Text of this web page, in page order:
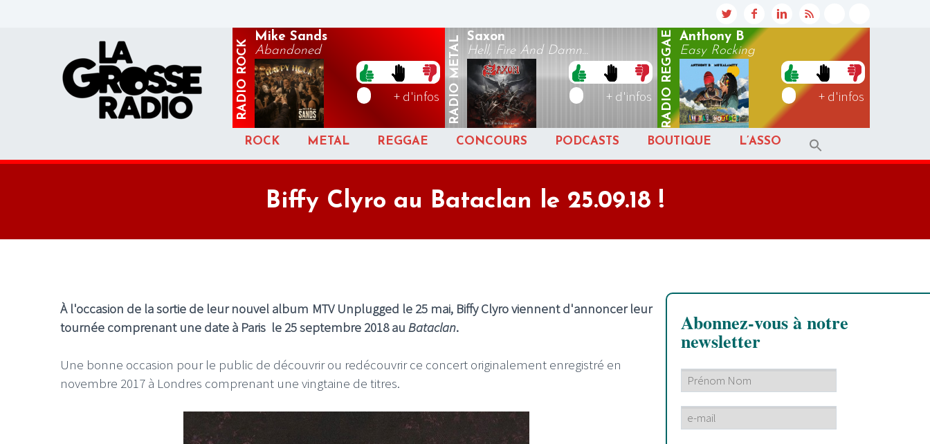
RADIO
ROCK
Mike Sands
Abandoned
+ d'infos RADIO
METAL Saxon
Hell, Fire And Damn...
+ d'infos RADIO
REGGAE
Anthony B
Easy Rocking
+ d'infos
ROCK METAL REGGAE CONCOURS PODCASTS BOUTIQUE L’ASSO
Biffy Clyro au Bataclan le 25.09.18 !
À l'occasion de la sortie de leur nouvel album MTV Unplugged le 25 mai, Biffy Clyro viennent d'annoncer leur
tournée comprenant une date à Paris le 25 septembre 2018 au Bataclan.
Une bonne occasion pour le public de découvrir ou redécouvrir ce concert originalement enregistré en
novembre 2017 à Londres comprenant une vingtaine de titres.
Abonnez-vous à notre
newsletter